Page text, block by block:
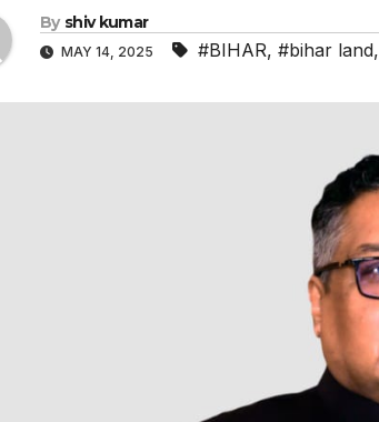
By shiv kumar
MAY 14, 2025 #BIHAR, #bihar land,